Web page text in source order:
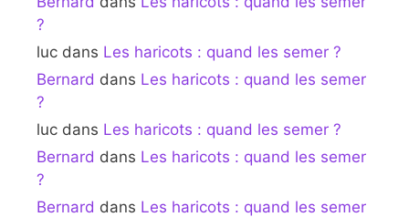
?
luc dans Les haricots : quand les semer ?
Bernard dans Les haricots : quand les semer
?
luc dans Les haricots : quand les semer ?
Bernard dans Les haricots : quand les semer
?
Bernard dans Les haricots : quand les semer